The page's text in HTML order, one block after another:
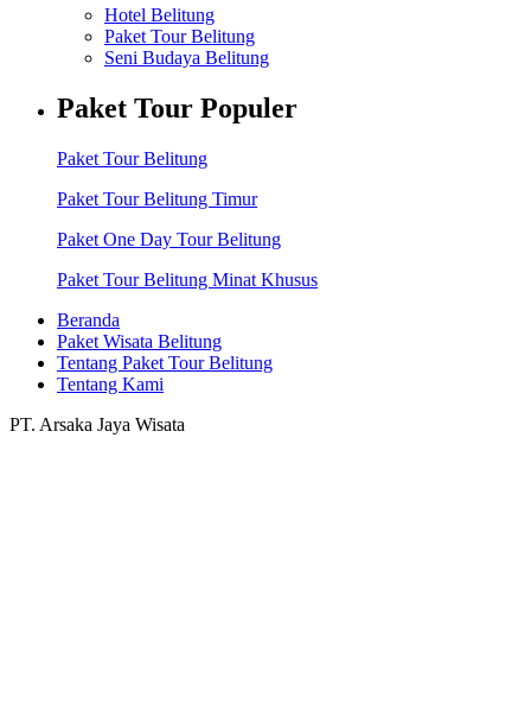
Hotel Belitung
Paket Tour Belitung
Seni Budaya Belitung
Paket Tour Populer
Paket Tour Belitung
Paket Tour Belitung Timur
Paket One Day Tour Belitung
Paket Tour Belitung Minat Khusus
Beranda
Paket Wisata Belitung
Tentang Paket Tour Belitung
Tentang Kami
PT. Arsaka Jaya Wisata